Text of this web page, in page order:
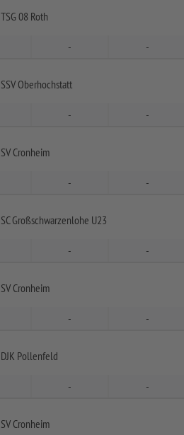
TSG 08 Roth
- -
SSV Oberhochstatt
- -
SV Cronheim
- -
SC Großschwarzenlohe U23
- -
SV Cronheim
- -
DJK Pollenfeld
- -
SV Cronheim